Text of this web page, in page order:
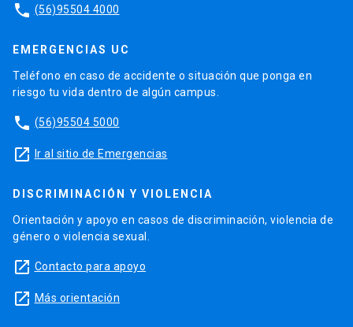
phone (56)95504 4000
EMERGENCIAS UC
Teléfono en caso de accidente o situación que ponga en
riesgo tu vida dentro de algún campus.
phone (56)95504 5000
launch Ir al sitio de Emergencias
DISCRIMINACIÓN Y VIOLENCIA
Orientación y apoyo en casos de discriminación, violencia de
género o violencia sexual.
launch Contacto para apoyo
launch Más orientación